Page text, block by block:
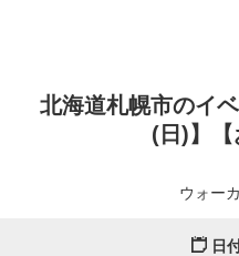
北海道札幌市のイ
(日)】【
ウォー
日